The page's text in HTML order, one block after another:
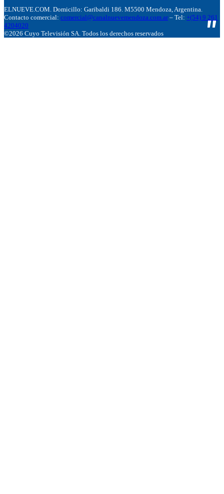
ELNUEVE.COM. Domicillo: Garibaldi 186. M5500 Mendoza, Argentina.
Contacto comercial: comercial@canalnuevemendoza.com.ar – Tel: +(54) 9 261
4204020
©2026 Cuyo Televisión SA. Todos los derechos reservados